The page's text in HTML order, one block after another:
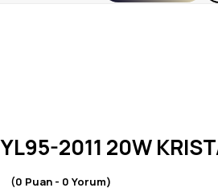
YL95-2011 20W
(0 Puan - 0 Yorum)